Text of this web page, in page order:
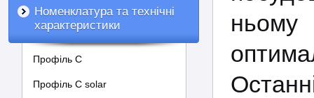
Номенклатура та технічні
характеристики
Профіль С
Профіль C solar
ньому